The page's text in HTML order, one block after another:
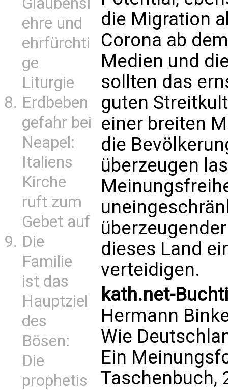
ehre und
ehrfürchti
ge
Liturgie
Erdbeben
gefahr bei
Neapel:
Italiens
Kirche
ruft zum
Gebet auf
Die
Familie
ist das
Hauptziel
des
Bösen:
Die
prophetis
die Migration
Corona ab
Medien und
sollten das
guten
einer breiten
die
überzeugen
dieses Land
verteidigen.
kath.net-
Hermann
Wie
Ein
Taschenbuch,